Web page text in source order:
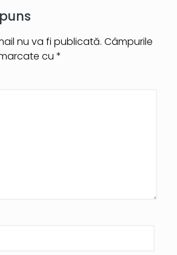
nu va fi publicată. Câmpurile
cu *